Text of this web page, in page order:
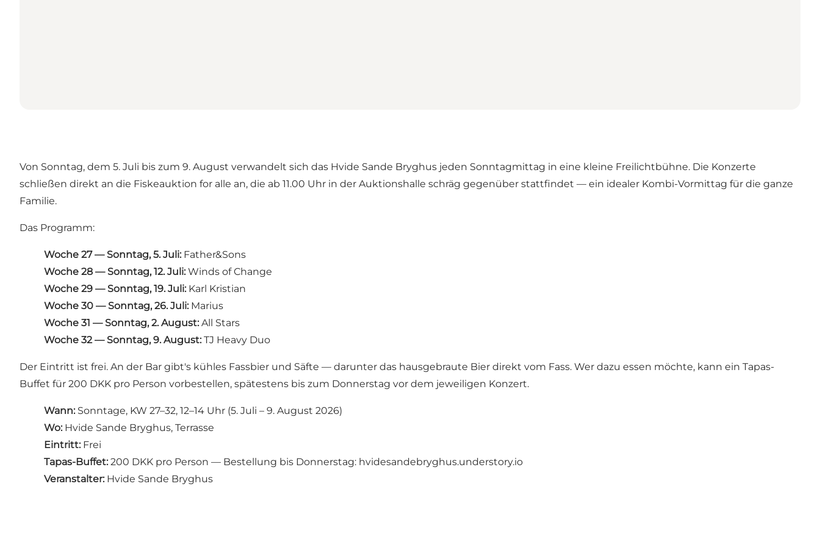
Von Sonntag, dem 5. Juli bis zum 9. August verwandelt sich das Hvide Sande Bryghus jeden Sonntagmittag in eine kleine Freilichtbühne. Die Konzerte
schließen direkt an die Fiskeauktion for alle an, die ab 11.00 Uhr in der Auktionshalle schräg gegenüber stattfindet — ein idealer Kombi-Vormittag für die ganze
Familie.
Das Programm:
Woche 27 — Sonntag, 5. Juli: Father&Sons
Woche 28 — Sonntag, 12. Juli: Winds of Change
Woche 29 — Sonntag, 19. Juli: Karl Kristian
Woche 30 — Sonntag, 26. Juli: Marius
Woche 31 — Sonntag, 2. August: All Stars
Woche 32 — Sonntag, 9. August: TJ Heavy Duo
Der Eintritt ist frei. An der Bar gibt's kühles Fassbier und Säfte — darunter das hausgebraute Bier direkt vom Fass. Wer dazu essen möchte, kann ein Tapas-
Buffet für 200 DKK pro Person vorbestellen, spätestens bis zum Donnerstag vor dem jeweiligen Konzert.
Wann: Sonntage, KW 27–32, 12–14 Uhr (5. Juli – 9. August 2026)
Wo: Hvide Sande Bryghus, Terrasse
Eintritt: Frei
Tapas-Buffet: 200 DKK pro Person — Bestellung bis Donnerstag: hvidesandebryghus.understory.io
Veranstalter: Hvide Sande Bryghus